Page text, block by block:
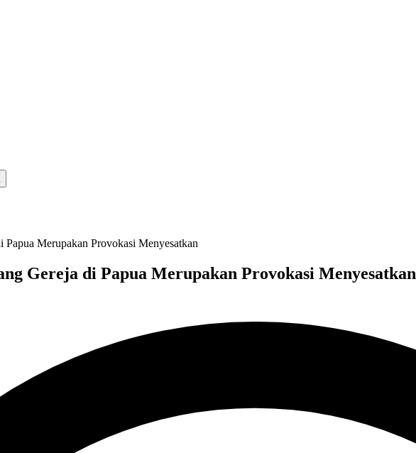
Merupakan Provokasi Menyesatkan
Gereja di Papua Merupakan Provokasi Menyesatkan